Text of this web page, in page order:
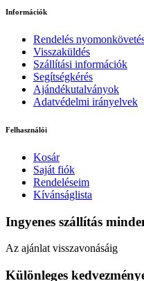
Információk
Rendelés
Visszaküldés
Szállítási információk
Segítségkérés
Ajándékutalványok
Adatvédelmi irányelvek
Felhasználói
Kosár
Saját fiók
Rendeléseim
Kívánságlista
Ingyenes szállítás
Az ajánlat visszavonásáig
Különleges